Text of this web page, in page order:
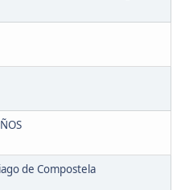
de Compostela